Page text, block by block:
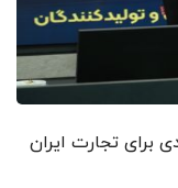
برای تجارت ایران